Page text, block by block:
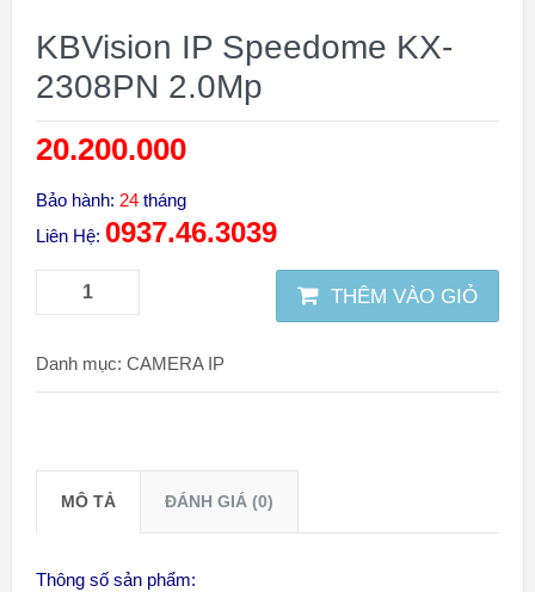
KBVision IP Speedome KX-
2308PN 2.0Mp
20.200.000₫
Bảo hành: 24tháng
Liên Hệ: 0937.46.3039
THÊM VÀO GIỎ
Danh mục: CAMERA IP
MÔ TẢ ĐÁNH GIÁ (0)
Thông số sản phẩm: